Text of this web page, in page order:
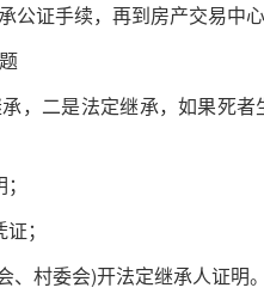
公证手续，再到房产交易中
，二是法定继承，如果死
；
、村委会)开法定继承人证明